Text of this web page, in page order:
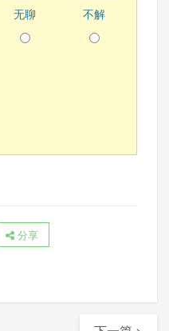
无聊 不解
分享